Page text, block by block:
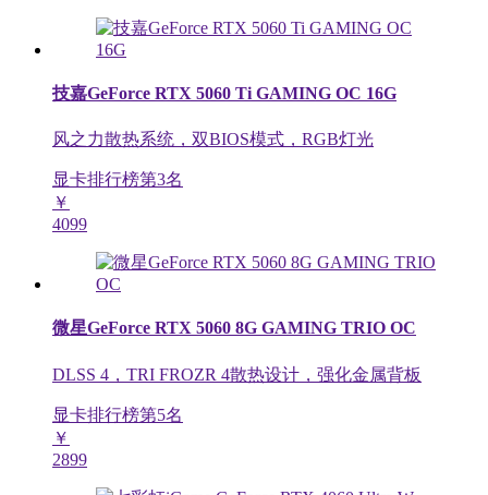
技嘉GeForce RTX 5060 Ti GAMING OC 16G
风之力散热系统，双BIOS模式，RGB灯光
显卡排行榜第3名
￥
4099
微星GeForce RTX 5060 8G GAMING TRIO OC
DLSS 4，TRI FROZR 4散热设计，强化金属背板
显卡排行榜第5名
￥
2899